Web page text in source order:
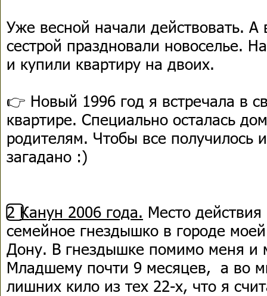
Уже весной начали действовать.
сестрой праздновали новоселье.
и купили квартиру на двоих.
👉 Новый 1996 год я встречала в
квартире. Специально осталась
родителям. Чтобы все получилось
загадано :)
2️⃣Канун 2006 года. Место
семейное гнездышко в городе
Дону. В гнездышке помимо меня и
Младшему почти 9 месяцев, а во
лишних кило из тех 22-х, что я